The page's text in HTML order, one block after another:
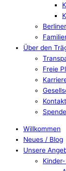
Über den
Freie
Willkommen
Neues / Blog
Unsere